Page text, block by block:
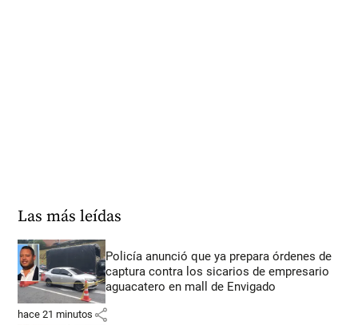
Las más leídas
Policía anunció que ya prepara órdenes de
captura contra los sicarios de empresario
aguacatero en mall de Envigado
hace 21 minutos share